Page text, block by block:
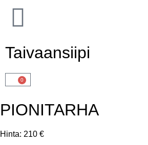
Taivaansiipi
0
PIONITARHA
Hinta: 210 €